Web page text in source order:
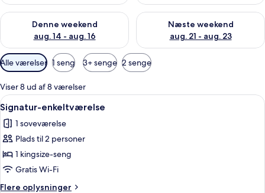
Denne weekend
aug. 14 - aug. 16
Tjek tilgængelighed for denne weekend aug. 14 - aug. 16
Næste weekend
aug. 21 - aug. 23
Tjek tilgængelighed for næste
Tilgængelige
filtre
for
værelser
Alle værelser 1 seng 3+ senge 2 senge
Viser 8 ud af 8 værelser
Indlæs
alle
billeder
af
Signatur-
enkeltværelse
Et moderne soveværelse med en
9
Signatur-enkeltværelse
1 soveværelse
Plads til 2 personer
1 kingsize-seng
Gratis Wi-Fi
Flere oplysninger
Flere